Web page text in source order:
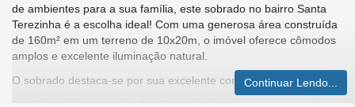
de ambientes para a sua família, este sobrado no bairro Santa
Terezinha é a escolha ideal! Com uma generosa área construída
de 160m² em um terreno de 10x20m, o imóvel oferece cômodos
amplos e excelente iluminação natural.
O sobrado destaca-se por sua excelente configuração interna:
2 suítes
Continuar Lendo...